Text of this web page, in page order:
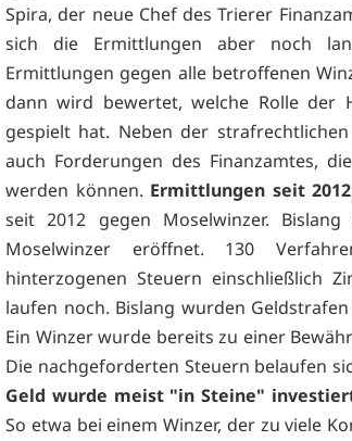
Spira, der neue Chef des Trierer
sich die Ermittlungen aber noch
Ermittlungen gegen alle betroffenen
dann wird bewertet, welche Rolle der
gespielt hat. Neben der
auch Forderungen des Finanzamtes,
werden können. Ermittlungen seit
seit 2012 gegen Moselwinzer.
Moselwinzer eröffnet. 130
hinterzogenen Steuern einschließlich
laufen noch. Bislang wurden
Ein Winzer wurde bereits zu einer
Die nachgeforderten Steuern belaufen
Geld wurde meist "in Steine"
So etwa bei einem Winzer, der zu viele